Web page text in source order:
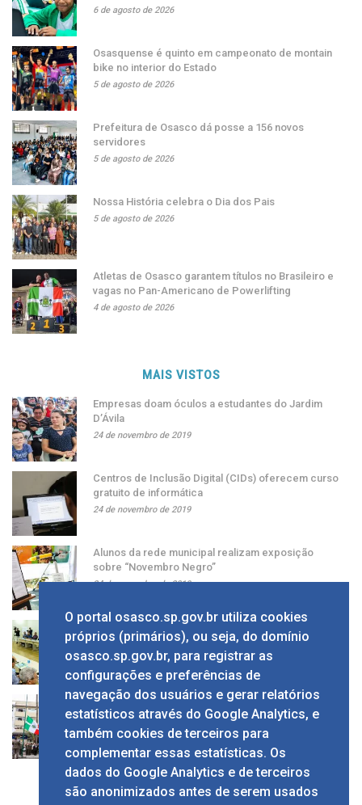
6 de agosto de 2026
Osasquense é quinto em campeonato de montain
bike no interior do Estado
5 de agosto de 2026
Prefeitura de Osasco dá posse a 156 novos
servidores
5 de agosto de 2026
Nossa História celebra o Dia dos Pais
5 de agosto de 2026
Atletas de Osasco garantem títulos no Brasileiro e
vagas no Pan-Americano de Powerlifting
4 de agosto de 2026
MAIS VISTOS
Empresas doam óculos a estudantes do Jardim
D’Ávila
24 de novembro de 2019
Centros de Inclusão Digital (CIDs) oferecem curso
gratuito de informática
24 de novembro de 2019
Alunos da rede municipal realizam exposição
sobre “Novembro Negro”
24 de novembro de 2019
Grupo apresenta ao prefeito sugestão de alíquota
única de ISS
24 de novembro de 2019
Solenidade em comemoração ao Dia da Bandeira
no Calçadão
24 de novembro de 2019
O portal osasco.sp.gov.br utiliza cookies
próprios (primários), ou seja, do domínio
osasco.sp.gov.br, para registrar as
configurações e preferências de
navegação dos usuários e gerar relatórios
estatísticos através do Google Analytics, e
também cookies de terceiros para
complementar essas estatísticas. Os
dados do Google Analytics e de terceiros
são anonimizados antes de serem usados